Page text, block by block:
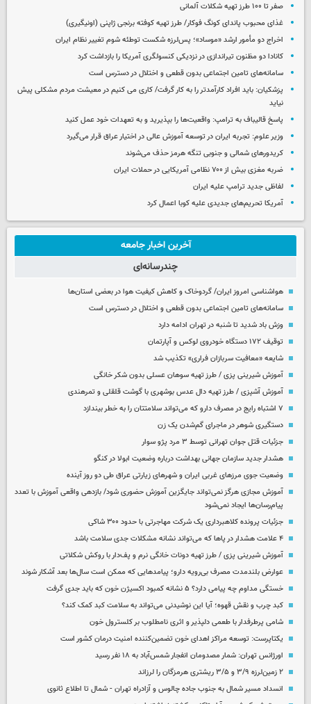
صفر تا ۱۰۰ طرز تهیه شکلات آلمانی
غذای محبوب پاندای کونگ فوکار/ طرز تهیه کوفته برنجی ژاپنی (اونیگیری)
اخراج دو مأمور ارشد «موساد»؛ پس‌لرزه شکست توطئه شوم تغییر نظام ایران
کانادا دو مظنون تیراندازی در نزدیکی کنسولگری آمریکا را بازداشت کرد
سامانه‌های تامین اجتماعی بدون قطعی و اختلال در دسترس است
پزشکیان: باید افراد کارآمدتر را به کار گرفت/ کاری می کنیم در معیشت مردم مشکلی پیش
نیاید
پاسخ قالیباف به ترامپ: واقعیت‌ها را بپذیرید و به تعهدات خود عمل کنید
وزیر علوم: تجربه ایران در توسعه آموزش عالی در اختیار عراق قرار می‌گیرد
کریدورهای شمالی و جنوبی تنگه هرمز حذف می‌شوند
ضربه مغزی بیش از ۷۰۰ نظامی آمریکایی در حملات ایران
لفاظی جدید ترامپ علیه ایران
آمریکا تحریم‌های جدیدی علیه کوبا اعمال کرد
آخرین اخبار جامعه
چندرسانه‌ای
هواشناسی امروز ایران/ گردوخاک و کاهش کیفیت هوا در بعضی استان‌ها
سامانه‌های تامین اجتماعی بدون قطعی و اختلال در دسترس است
وزش باد شدید تا شنبه در تهران ادامه دارد
توقیف ۱۷۲ دستگاه خودروی لوکس و آپارتمان
شایعه «معافیت سربازان فراری» تکذیب شد
آموزش شیرینی پزی / طرز تهیه سوهان عسلی بدون شکر خانگی
آموزش آشپزی / طرز تهیه دال عدس بوشهری با گوشت قلقلی و تمرهندی
۷ اشتباه رایج در مصرف دارو که می‌تواند سلامتتان را به خطر بیندازد
دستگیری شوهر در ماجرای گم‌شدن یک زن
جزئیات قتل جوان تهرانی توسط ۳ مرد پژو سوار
هشدار جدید سازمان جهانی بهداشت درباره وضعیت ابولا در کنگو
وضعیت جوی مرزهای غربی ایران و شهرهای زیارتی عراق طی دو روز آینده
آموزش مجازی هرگز نمی‌تواند جایگزین آموزش حضوری شود/ بازدهی واقعی آموزش با تعدد
پیام‌رسان‌ها ایجاد نمی‌شود
جزئیات پرونده کلاهبرداری یک شرکت مهاجرتی با حدود ۳۰۰ شاکی
۴ علامت هشدار در پاها که می‌تواند نشانه مشکلات جدی سلامت باشد
آموزش شیرینی پزی / طرز تهیه دونات خانگی نرم و پف‌دار با روکش شکلاتی
عوارض بلندمدت مصرف بی‌رویه دارو؛ پیامدهایی که ممکن است سال‌ها بعد آشکار شوند
خستگی مداوم چه پیامی دارد؟ ۵ نشانه کمبود اکسیژن خون که باید جدی گرفت
کبد چرب و نقش قهوه؛ آیا این نوشیدنی می‌تواند به سلامت کبد کمک کند؟
شامی پرطرفدار با طعمی دلپذیر و اثری نامطلوب بر کلسترول خون
یکتاپرست: توسعه مراکز اهدای خون تضمین‌کننده امنیت درمان کشور است
اورژانس تهران: شمار مصدومان انفجار شمس‌آباد به ۱۸ نفر رسید
۲ زمین‌لرزه ۳/۹ و ۳/۵ ریشتری هرمزگان را لرزاند
انسداد مسیر شمال به جنوب جاده چالوس و آزادراه تهران - شمال تا اطلاع ثانوی